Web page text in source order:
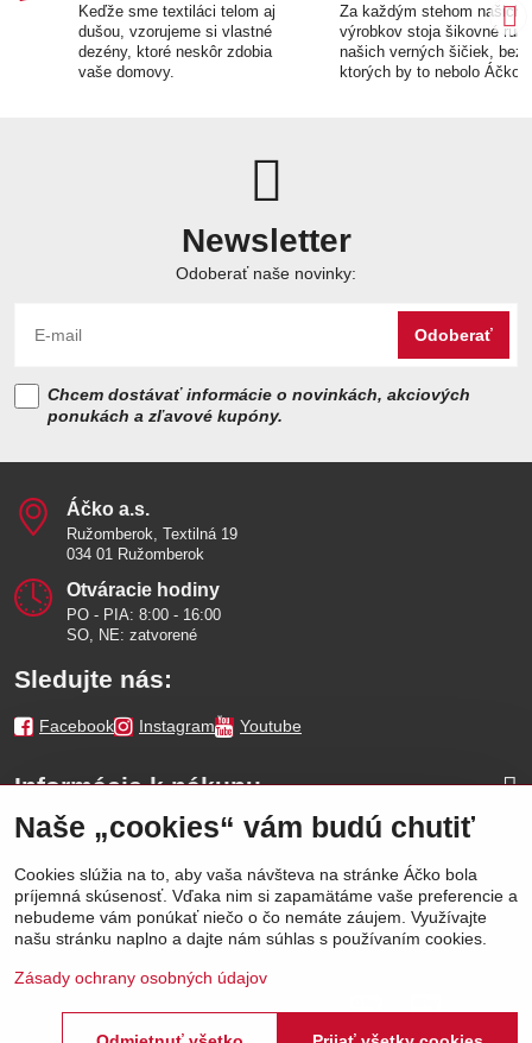
Keďže sme textiláci telom aj
dušou, vzorujeme si vlastné
dezény, ktoré neskôr zdobia
vaše domovy.
Za každým stehom našich
výrobkov stoja šikovné ruky
našich verných šičiek, bez
ktorých by to nebolo Áčko.
Newsletter
Odoberať naše novinky:
Odoberať
Chcem dostávať informácie o novinkách, akciových
ponukách a zľavové kupóny.
Áčko a​.s​.
Ružomberok, Textilná 19
034 01 Ružomberok
Otváracie hodiny
PO - PIA: 8:00 - 16:00
SO, NE: zatvorené
Sledujte nás:
Facebook Instagram Youtube
Informácie k nákupu
Naše značky
Výhody
Naše „cookies“ vám budú chutiť
Cookies slúžia na to, aby vaša návšteva na stránke Áčko bola
príjemná skúsenosť. Vďaka nim si zapamätáme vaše preferencie a
nebudeme vám ponúkať niečo o čo nemáte záujem. Využívajte
našu stránku naplno a dajte nám súhlas s používaním cookies.
Zásady ochrany osobných údajov